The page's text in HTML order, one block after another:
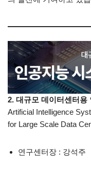
2. 대규모 데이터센터용
Artificial Intelligence
for Large Scale Data
연구센터장 : 강석주